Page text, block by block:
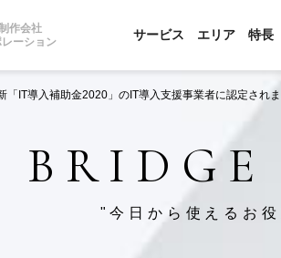
作会社
ーション
サービス エリア 特長
IT導入補助金2020」のIT導入支援事業者に認定され
BRIDGE
"今日から使えるお